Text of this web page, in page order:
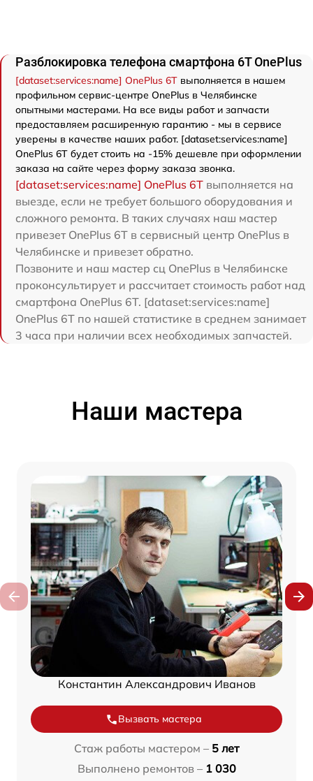
Разблокировка телефона смартфона 6T OnePlus
[dataset:services:name] OnePlus 6T выполняется в нашем
профильном сервис-центре OnePlus в Челябинске
опытными мастерами. На все виды работ и запчасти
предоставляем расширенную гарантию - мы в сервисе
уверены в качестве наших работ. [dataset:services:name]
OnePlus 6T будет стоить на -15% дешевле при оформлении
заказа на сайте через форму заказа звонка.
[dataset:services:name] OnePlus 6T выполняется на
выезде, если не требует большого оборудования и
сложного ремонта. В таких случаях наш мастер
привезет OnePlus 6T в сервисный центр OnePlus в
Челябинске и привезет обратно.
Позвоните и наш мастер сц OnePlus в Челябинске
проконсультирует и рассчитает стоимость работ над
смартфона OnePlus 6T. [dataset:services:name]
OnePlus 6T по нашей статистике в среднем занимает
3 часа при наличии всех необходимых запчастей.
Наши мастера
Константин Александрович Иванов
Вызвать мастера
Стаж работы мастером – 5 лет
Выполнено ремонтов – 1 030